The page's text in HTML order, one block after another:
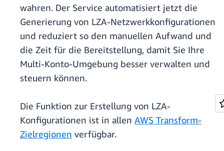
wahren. Der Service automatisiert jetzt die
Generierung von LZA-Netzwerkkonfigurationen
und reduziert so den manuellen Aufwand und
die Zeit für die Bereitstellung, damit Sie Ihre
Multi-Konto-Umgebung besser verwalten und
steuern können.
Die Funktion zur Erstellung von LZA-
Konfigurationen ist in allen AWS Transform-
Zielregionen verfügbar.